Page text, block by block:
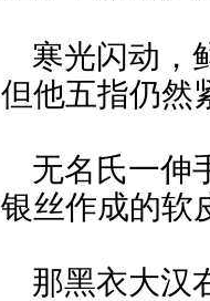
寒光闪动，
但他五指仍然
无名氏一伸
银丝作成的软
那黑衣大汉